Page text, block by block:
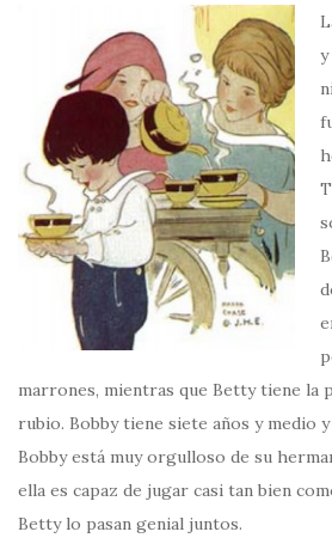
marrones, mientras que Betty tiene la
rubio. Bobby tiene siete años y medio
Bobby está muy orgulloso de su
ella es capaz de jugar casi tan bien
Betty lo pasan genial juntos.